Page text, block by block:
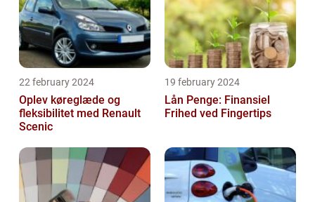
22 february 2024
Oplev køreglæde og
fleksibilitet med Renault
Scenic
19 february 2024
Lån Penge: Finansiel
Frihed ved Fingertips